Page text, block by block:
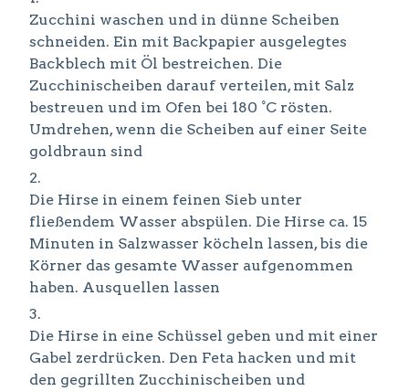
Zucchini waschen und in dünne Scheiben
schneiden. Ein mit Backpapier ausgelegtes
Backblech mit Öl bestreichen. Die
Zucchinischeiben darauf verteilen, mit Salz
bestreuen und im Ofen bei 180 °C rösten.
Umdrehen, wenn die Scheiben auf einer Seite
goldbraun sind
Die Hirse in einem feinen Sieb unter
fließendem Wasser abspülen. Die Hirse ca. 15
Minuten in Salzwasser köcheln lassen, bis die
Körner das gesamte Wasser aufgenommen
haben. Ausquellen lassen
Die Hirse in eine Schüssel geben und mit einer
Gabel zerdrücken. Den Feta hacken und mit
den gegrillten Zucchinischeiben und